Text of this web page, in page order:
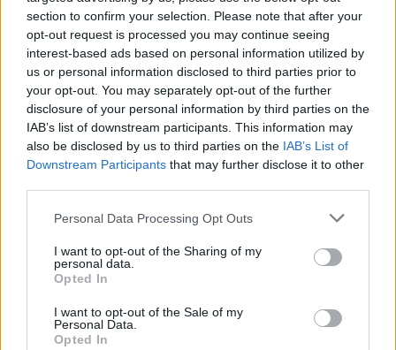
section to confirm your selection. Please note that after your
opt-out request is processed you may continue seeing
interest-based ads based on personal information utilized by
us or personal information disclosed to third parties prior to
your opt-out. You may separately opt-out of the further
disclosure of your personal information by third parties on the
IAB’s list of downstream participants. This information may
also be disclosed by us to third parties on the IAB’s List of
Downstream Participants that may further disclose it to other
Personal Data Processing Opt Outs
I want to opt-out of the Sharing of my
personal data.
Opted In
I want to opt-out of the Sale of my
Personal Data.
Opted In
3- LES CLÉS :Faites attention également à vos clefs qui
circulent dans vos poches et touchent vos mains car ils
sont des objets où des millions de microbes ont trouvé
refuge.
4- LE VERRE À BROSSES À DENTS :Les lacets de vos
chaussures ne doivent pas tombés entre les mains de vos
enfants ou entre les vôtres car ils concentrent un grand
nombre de microbes difficiles à soigner.